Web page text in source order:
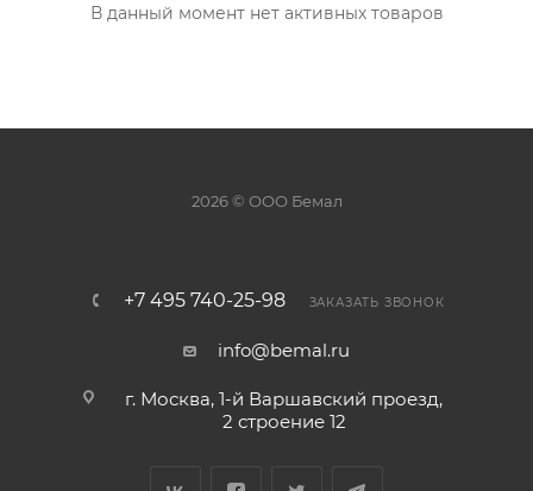
В данный момент нет активных товаров
2026 © ООО Бемал
+7 495 740-25-98 ЗАКАЗАТЬ ЗВОНОК
info@bemal.ru
г. Москва, 1-й Варшавский проезд,
2 строение 12